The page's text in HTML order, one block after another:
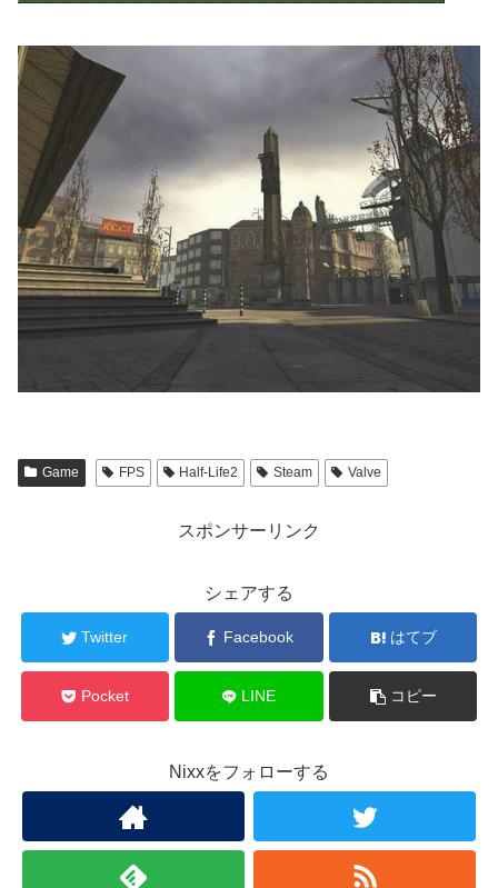
Game FPS Half-Life2 Steam Valve
スポンサーリンク
シェアする
Twitter Facebook はてブ
Pocket LINE コピー
Nixxをフォローする